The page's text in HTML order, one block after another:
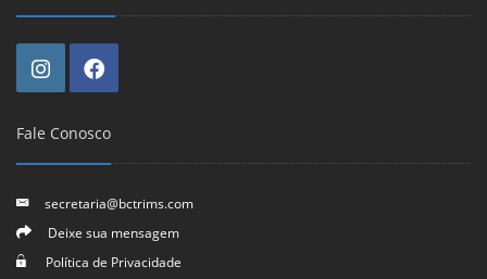
Fale Conosco
secretaria@bctrims.com
Deixe sua mensagem
Política de Privacidade